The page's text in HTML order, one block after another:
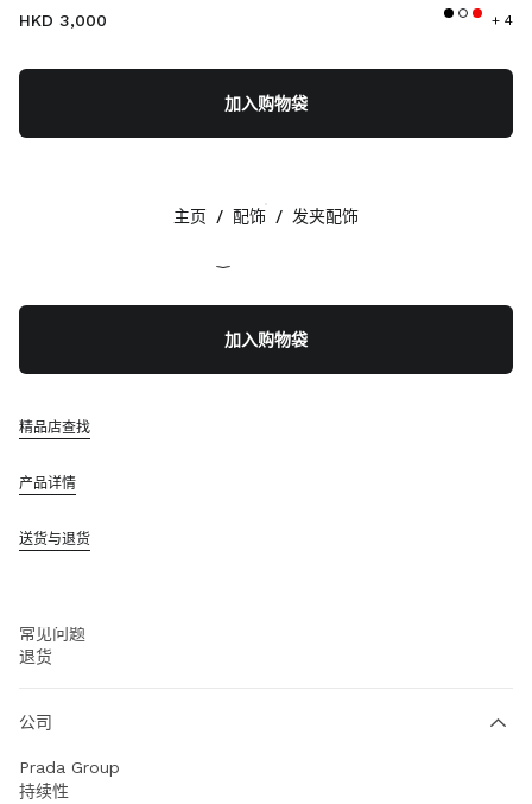
HKD 3,000 + 4
加入购物袋
加入购物袋
精品店查找
产品详情
送货与退货
主页 / 配饰 / 发夹配饰
+852 2603 9501
联系方式
网站地图
支持
常见问题
退货
公司
Prada Group
持续性